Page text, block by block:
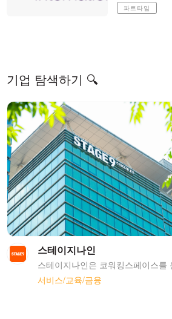
파트타임
기업 탐색하기 🔍
스테이지나인
서비스/교육/금융